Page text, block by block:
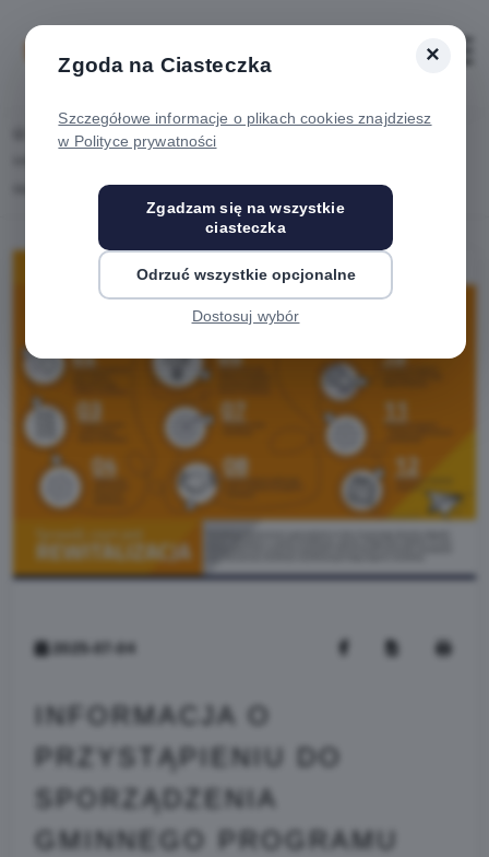
Miasta Rzeszowa
2025-07-04
INFORMACJA O
PRZYSTĄPIENIU DO
SPORZĄDZENIA
GMINNEGO PROGRAMU
×
Zgoda na Ciasteczka
Szczegółowe informacje o plikach cookies znajdziesz
w Polityce prywatności
Zgadzam się na wszystkie
ciasteczka
Odrzuć wszystkie opcjonalne
Dostosuj wybór